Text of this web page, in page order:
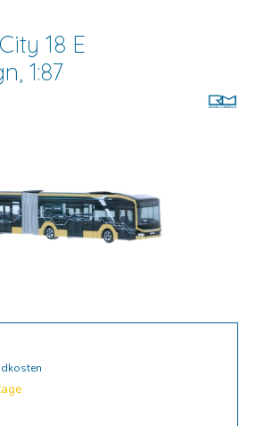
18 E
1:87